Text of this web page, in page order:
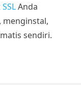
Anda
menginstal,
sendiri.